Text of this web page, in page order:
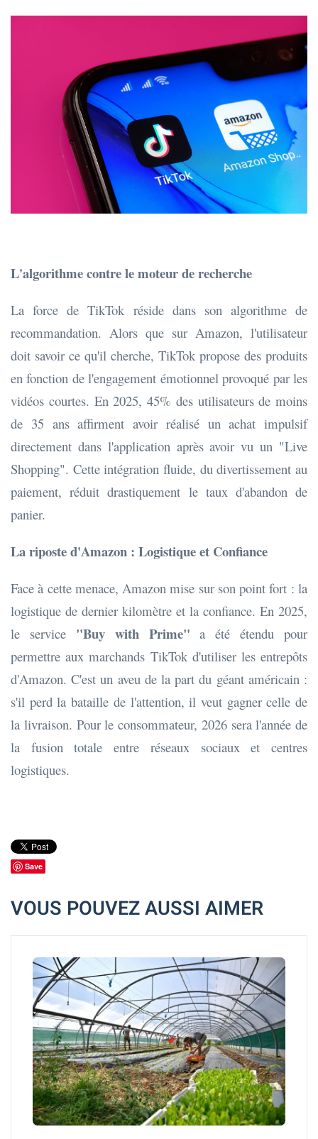
L'algorithme contre le moteur de recherche
La force de TikTok réside dans son algorithme de
recommandation. Alors que sur Amazon, l'utilisateur
doit savoir ce qu'il cherche, TikTok propose des produits
en fonction de l'engagement émotionnel provoqué par les
vidéos courtes. En 2025, 45% des utilisateurs de moins
de 35 ans affirment avoir réalisé un achat impulsif
directement dans l'application après avoir vu un "Live
Shopping". Cette intégration fluide, du divertissement au
paiement, réduit drastiquement le taux d'abandon de
panier.
La riposte d'Amazon : Logistique et Confiance
Face à cette menace, Amazon mise sur son point fort : la
logistique de dernier kilomètre et la confiance. En 2025,
le service "Buy with Prime" a été étendu pour
permettre aux marchands TikTok d'utiliser les entrepôts
d'Amazon. C'est un aveu de la part du géant américain :
s'il perd la bataille de l'attention, il veut gagner celle de
la livraison. Pour le consommateur, 2026 sera l'année de
la fusion totale entre réseaux sociaux et centres
logistiques.
Save
VOUS POUVEZ AUSSI AIMER